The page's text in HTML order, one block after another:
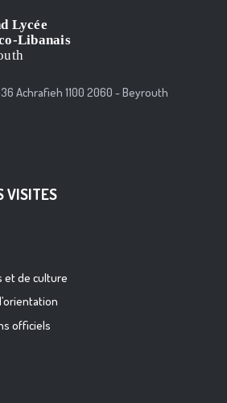
Achrafieh 1100 2060 - Beyrouth
VISITES
et de culture
officiels